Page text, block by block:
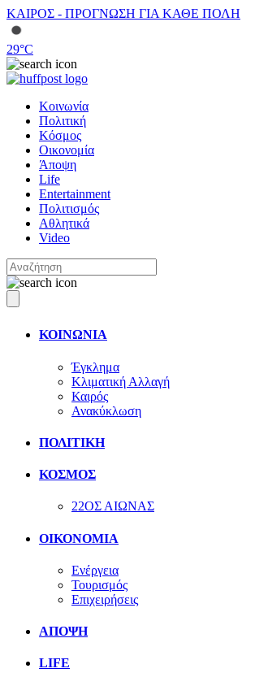
ΚΑΙΡΟΣ - ΠΡΟΓΝΩΣΗ ΓΙΑ ΚΑΘΕ ΠΟΛΗ
29°C
Κοινωνία
Πολιτική
Κόσμος
Οικονομία
Άποψη
Life
Entertainment
Πολιτισμός
Αθλητικά
Video
ΚΟΙΝΩΝΙΑ
Έγκλημα
Κλιματική Αλλαγή
Καιρός
Ανακύκλωση
ΠΟΛΙΤΙΚΗ
ΚΟΣΜΟΣ
22ΟΣ ΑΙΩΝΑΣ
ΟΙΚΟΝΟΜΙΑ
Ενέργεια
Τουρισμός
Επιχειρήσεις
ΑΠΟΨΗ
LIFE